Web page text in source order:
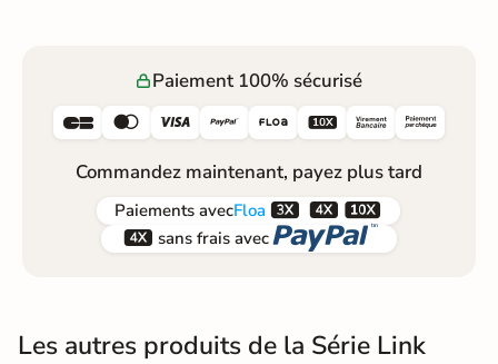
Paiement 100% sécurisé
     
Commandez maintenant, payez plus tard
Paiements avecFloa  
 sans frais avec 
Les autres produits de la Série Link